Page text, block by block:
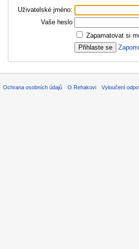
Uživatelské jméno:
Vaše heslo
Zapamatovat si
Ochrana osobních údajů O Rehakovi Vyloučení